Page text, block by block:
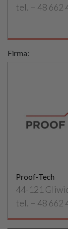
tel. + 48 662
Firma:
Proof-Tech
44-121
tel. + 48 662